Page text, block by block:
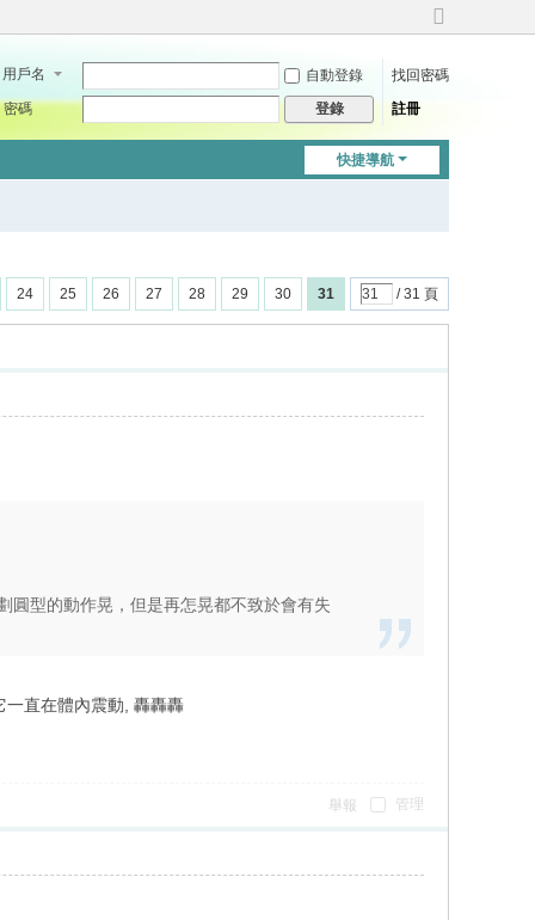
切
到
用戶名 自動登錄
找回密碼
密碼
登錄 註冊
快捷導航
24 25 26 27 28 29 30 31 / 31 頁
圓型的動作晃，但是再怎晃都不致於會有失
一直在體內震動, 轟轟轟
管理
舉報